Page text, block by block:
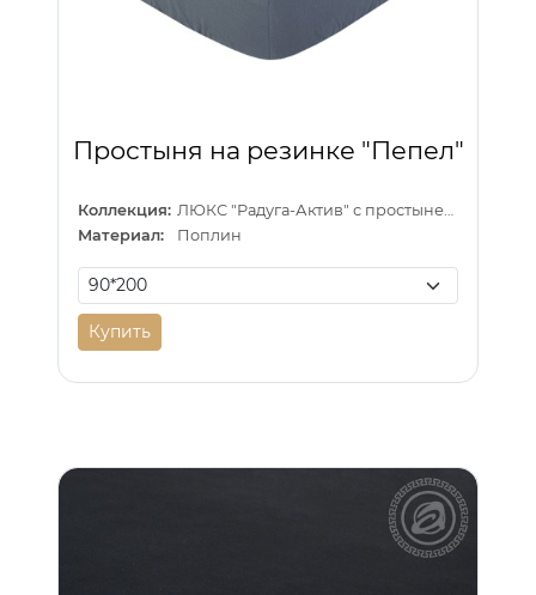
Простыня на резинке "Пепел"
Коллекция:
Материал:
Поплин
Купить